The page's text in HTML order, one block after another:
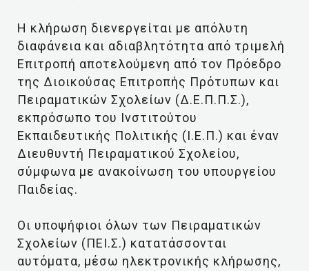
Η κλήρωση διενεργείται με απόλυτη
διαφάνεια και αδιαβλητότητα από τριμελή
Επιτροπή αποτελούμενη από τον Πρόεδρο
της Διοικούσας Επιτροπής Πρότυπων και
Πειραματικών Σχολείων (Δ.Ε.Π.Π.Σ.),
εκπρόσωπο του Ινστιτούτου
Εκπαιδευτικής Πολιτικής (Ι.Ε.Π.) και έναν
Διευθυντή Πειραματικού Σχολείου,
σύμφωνα με ανακοίνωση του υπουργείου
Παιδείας.
Οι υποψήφιοι όλων των Πειραματικών
Σχολείων (ΠΕΙ.Σ.) κατατάσσονται
αυτόματα, μέσω ηλεκτρονικής κλήρωσης,